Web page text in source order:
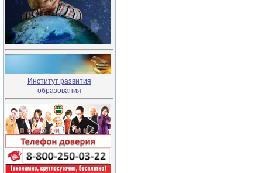
Институт развития
образования